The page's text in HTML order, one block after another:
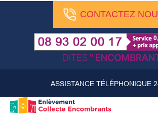
CONTACTEZ
ASSISTANCE TÉLÉPHONIQUE